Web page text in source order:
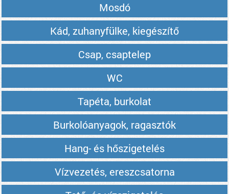
Mosdó
Kád, zuhanyfülke, kiegészítő
Csap, csaptelep
WC
Tapéta, burkolat
Burkolóanyagok, ragasztók
Hang- és hőszigetelés
Vízvezetés, ereszcsatorna